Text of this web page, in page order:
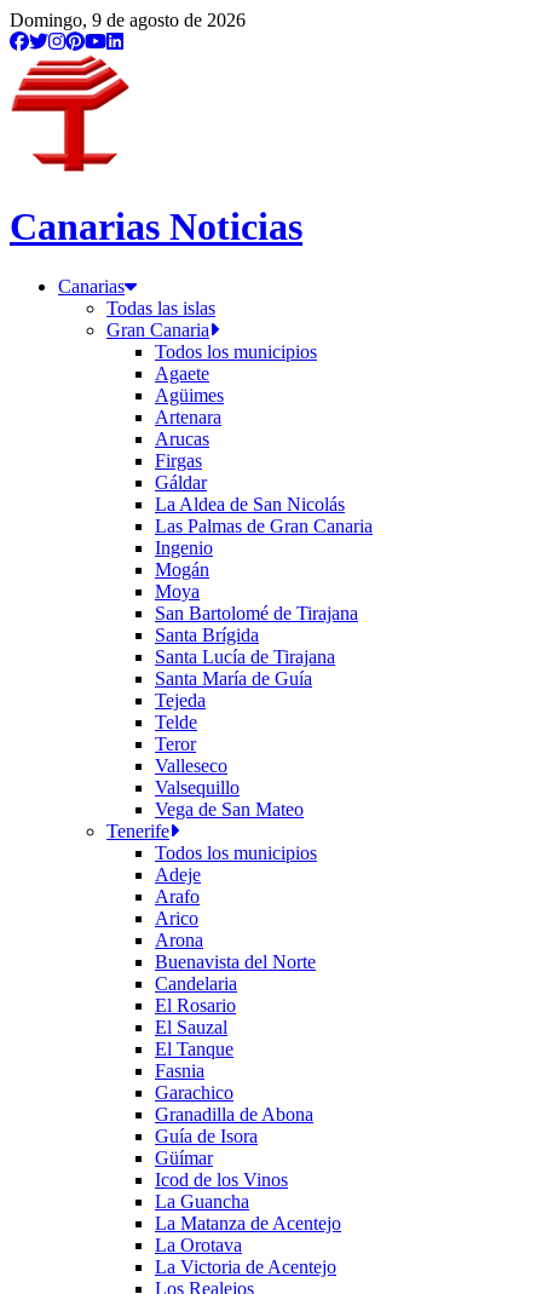
Domingo, 9 de agosto de 2026
Canarias Noticias
Canarias
Todas las islas
Gran Canaria
Todos los municipios
Agaete
Agüimes
Artenara
Arucas
Firgas
Gáldar
La Aldea de San Nicolás
Las Palmas de Gran Canaria
Ingenio
Mogán
Moya
San Bartolomé de Tirajana
Santa Brígida
Santa Lucía de Tirajana
Santa María de Guía
Tejeda
Telde
Teror
Valleseco
Valsequillo
Vega de San Mateo
Tenerife
Todos los municipios
Adeje
Arafo
Arico
Arona
Buenavista del Norte
Candelaria
El Rosario
El Sauzal
El Tanque
Fasnia
Garachico
Granadilla de Abona
Guía de Isora
Güímar
Icod de los Vinos
La Guancha
La Matanza de Acentejo
La Orotava
La Victoria de Acentejo
Los Realejos